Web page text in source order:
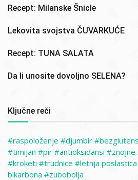
Recept: Milanske Šnicle
Lekovita svojstva ČUVARKUĆE
Recept: TUNA SALATA
Da li unosite dovoljno SELENA?
Ključne reči
raspoloženje djumbir
timijan
pir antioksidansi znojne
kroketi
trudnice letnja poslastica
bikarbona
zubobolja